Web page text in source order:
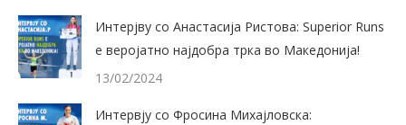
Интерјву со Анастасија Ристова: Superior Runs
е веројатно најдобра трка во Македонија!
13/02/2024
Интервју со Фросина Михајловска: